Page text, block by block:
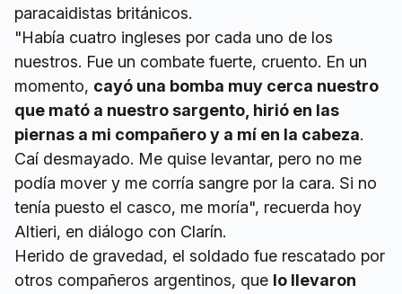
paracaidistas británicos.
"Había cuatro ingleses por cada uno de los
nuestros. Fue un combate fuerte, cruento. En un
momento, cayó una bomba muy cerca nuestro
que mató a nuestro sargento, hirió en las
piernas a mi compañero y a mí en la cabeza.
Caí desmayado. Me quise levantar, pero no me
podía mover y me corría sangre por la cara. Si no
tenía puesto el casco, me moría", recuerda hoy
Altieri, en diálogo con Clarín.
Herido de gravedad, el soldado fue rescatado por
otros compañeros argentinos, que lo llevaron